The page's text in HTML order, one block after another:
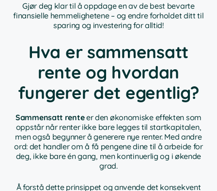
Gjør deg klar til å oppdage en av de best bevarte
finansielle hemmelighetene – og endre forholdet ditt til
sparing og investering for alltid!
Hva er sammensatt
rente og hvordan
fungerer det egentlig?
Sammensatt renteer den økonomiske effekten som
oppstår når renter ikke bare legges til startkapitalen,
men også begynner å generere nye renter. Med andre
ord: det handler om å få pengene dine til å arbeide for
deg, ikke bare én gang, men kontinuerlig og i økende
grad.
Å forstå dette prinsippet og anvende det konsekvent